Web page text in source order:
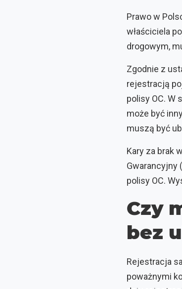
Prawo w
właściciela
drogowym,
Zgodnie z
rejestracją
polisy OC. W
może być
muszą być
Kary za brak
Gwarancyjny
polisy OC.
Czy
bez
Rejestracja
poważnymi